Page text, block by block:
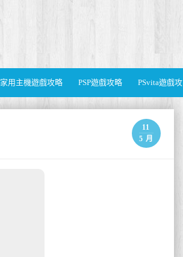
家用主機遊戲攻略 PSP遊戲攻略 PSvita遊戲
11
5 月